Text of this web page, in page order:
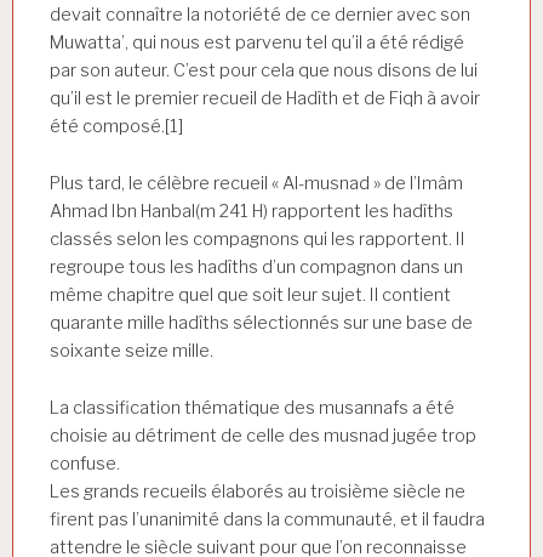
devait connaître la notoriété de ce dernier avec son
Muwatta’, qui nous est parvenu tel qu’il a été rédigé
par son auteur. C’est pour cela que nous disons de lui
qu’il est le premier recueil de Hadîth et de Fiqh à avoir
été composé.[1]
Plus tard, le célèbre recueil « Al-musnad » de l’Imâm
Ahmad Ibn Hanbal(m 241 H) rapportent les hadîths
classés selon les compagnons qui les rapportent. Il
regroupe tous les hadîths d’un compagnon dans un
même chapitre quel que soit leur sujet. Il contient
quarante mille hadîths sélectionnés sur une base de
soixante seize mille.
La classification thématique des musannafs a été
choisie au détriment de celle des musnad jugée trop
confuse.
Les grands recueils élaborés au troisième siècle ne
firent pas l’unanimité dans la communauté, et il faudra
attendre le siècle suivant pour que l’on reconnaisse